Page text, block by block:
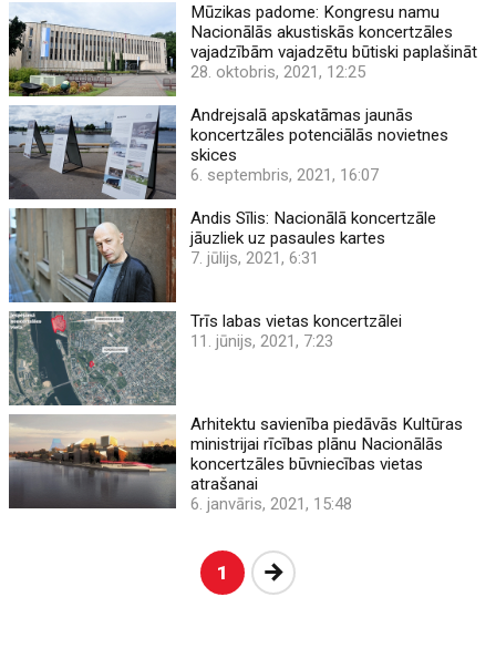
Mūzikas padome: Kongresu namu
Nacionālās akustiskās koncertzāles
vajadzībām vajadzētu būtiski paplašināt
28. oktobris, 2021, 12:25
Andrejsalā apskatāmas jaunās
koncertzāles potenciālās novietnes
skices
6. septembris, 2021, 16:07
Andis Sīlis: Nacionālā koncertzāle
jāuzliek uz pasaules kartes
7. jūlijs, 2021, 6:31
Trīs labas vietas koncertzālei
11. jūnijs, 2021, 7:23
Arhitektu savienība piedāvās Kultūras
ministrijai rīcības plānu Nacionālās
koncertzāles būvniecības vietas
atrašanai
6. janvāris, 2021, 15:48
1 Nākošā